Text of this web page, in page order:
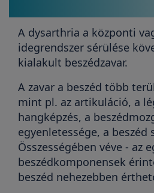
A dysarthria a központi
idegrendszer sérülése
kialakult beszédzavar.
A zavar a beszéd több
mint pl. az artikuláció, a
hangképzés, a
egyenletessége, a beszéd
Összességében véve - az
beszédkomponensek
beszéd nehezebben